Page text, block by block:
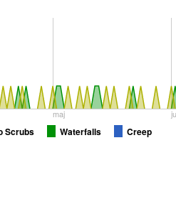
maj
Scrubs Waterfalls Creep